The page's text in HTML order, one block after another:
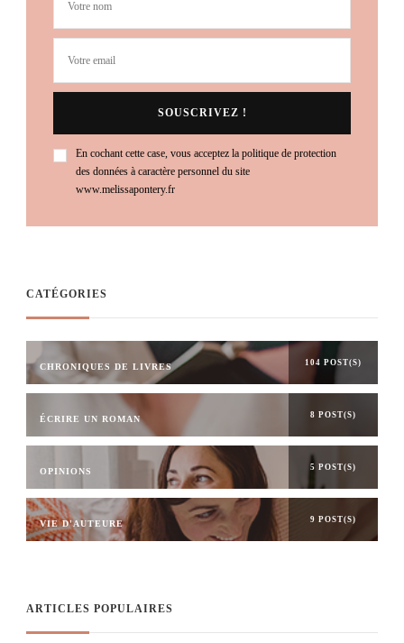
En cochant cette case, vous acceptez la politique de protection
des données à caractère personnel du site
www.melissapontery.fr
CATÉGORIES
CHRONIQUES DE LIVRES 104 POST(S)
ÉCRIRE UN ROMAN 8 POST(S)
OPINIONS 5 POST(S)
VIE D'AUTEURE 9 POST(S)
ARTICLES POPULAIRES